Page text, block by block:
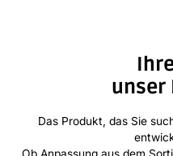
unser
Das Produkt, das Sie